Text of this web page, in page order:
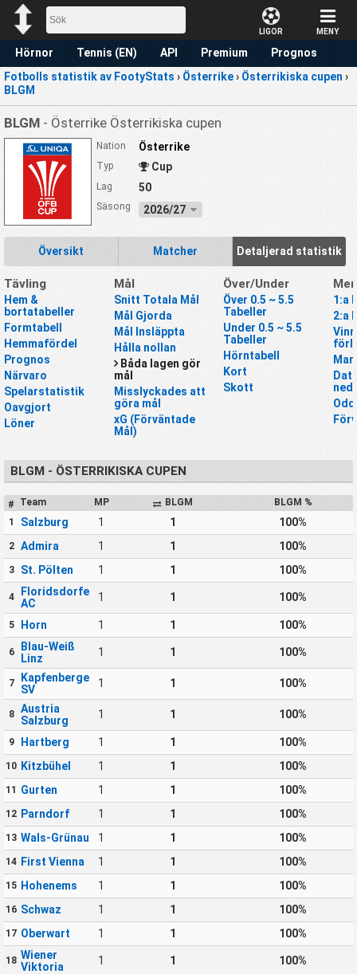
LIGOR MENY
Hörnor Tennis (EN) API Premium
Prognos
Fotbolls statistik av FootyStats › Österrike› Österrikiska cupen ›
BLGM
BLGM - Österrike Österrikiska cupen
Nation Österrike
Typ Cup
Lag 50
Säsong 2026/27
Översikt Matcher Detaljerad statistik
Tävling
Hem &
bortatabeller
Formtabell
Hemmafördel
Prognos
Närvaro
Spelarstatistik
Oavgjort
Löner
Mål
Snitt Totala Mål
Mål Gjorda
Mål Insläppta
Hålla nollan
Båda lagen gör
mål
Misslyckades att
göra mål
xG (Förväntade
Mål)
Över/Under
Över 0.5 ~ 5.5
Tabeller
Under 0.5 ~ 5.5
Tabeller
Hörntabell
Kort
Skott
Mer
1:a
2:a
BLGM - ÖSTERRIKISKA CUPEN
# Team MP BLGM
BLGM %
1
Salzburg 1 1 100%
2 Admira 1 1 100%
3 St. Pölten 1 1 100%
4
Floridsdorfer
AC
1 1 100%
5 Horn 1 1 100%
6
Blau-Weiß
Linz
1 1 100%
7
Kapfenberger
SV
1 1 100%
8
Austria
Salzburg
1 1 100%
9 Hartberg 1 1 100%
10 Kitzbühel 1 1 100%
11 Gurten 1 1 100%
12 Parndorf 1 1 100%
13 Wals-Grünau 1 1 100%
14 First Vienna 1 1 100%
15 Hohenems 1 1 100%
16 Schwaz 1 1 100%
17 Oberwart 1 1 100%
18 Wiener
Viktoria
1 1 100%